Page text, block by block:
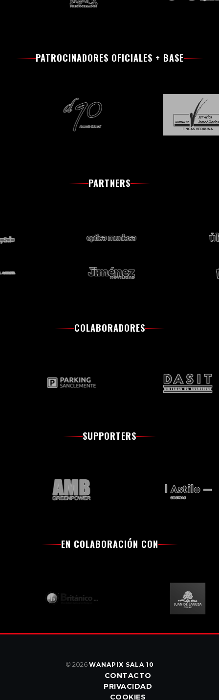
PATROCINADORES OFICIALES + BASE
PARTNERS
COLABORADORES
SUPPORTERS
EN COLABORACIÓN CON
© 2026 WANAPIX SALA 10
CONTACTO
PRIVACIDAD
COOKIES